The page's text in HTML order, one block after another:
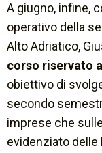
A giugno, infine,
operativo della
Alto Adriatico,
corso riservato
obiettivo di
secondo
imprese che
evidenziato delle